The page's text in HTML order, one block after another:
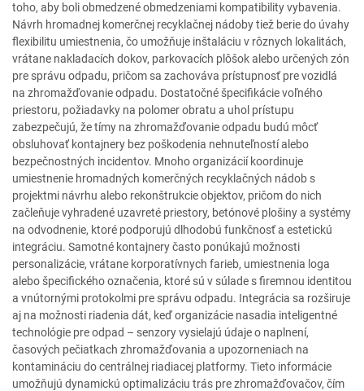
toho, aby boli obmedzené obmedzeniami kompatibility vybavenia.
Návrh hromadnej komerčnej recyklačnej nádoby tiež berie do úvahy
flexibilitu umiestnenia, čo umožňuje inštaláciu v rôznych lokalitách,
vrátane nakladacích dokov, parkovacích plôšok alebo určených zón
pre správu odpadu, pričom sa zachováva prístupnosť pre vozidlá
na zhromažďovanie odpadu. Dostatočné špecifikácie voľného
priestoru, požiadavky na polomer obratu a uhol prístupu
zabezpečujú, že tímy na zhromažďovanie odpadu budú môcť
obsluhovať kontajnery bez poškodenia nehnuteľností alebo
bezpečnostných incidentov. Mnoho organizácií koordinuje
umiestnenie hromadných komerčných recyklačných nádob s
projektmi návrhu alebo rekonštrukcie objektov, pričom do nich
začleňuje vyhradené uzavreté priestory, betónové plošiny a systémy
na odvodnenie, ktoré podporujú dlhodobú funkčnosť a estetickú
integráciu. Samotné kontajnery často ponúkajú možnosti
personalizácie, vrátane korporatívnych farieb, umiestnenia loga
alebo špecifického označenia, ktoré sú v súlade s firemnou identitou
a vnútornými protokolmi pre správu odpadu. Integrácia sa rozširuje
aj na možnosti riadenia dát, keď organizácie nasadia inteligentné
technológie pre odpad – senzory vysielajú údaje o naplnení,
časových pečiatkach zhromažďovania a upozorneniach na
kontamináciu do centrálnej riadiacej platformy. Tieto informácie
umožňujú dynamickú optimalizáciu trás pre zhromažďovačov, čím